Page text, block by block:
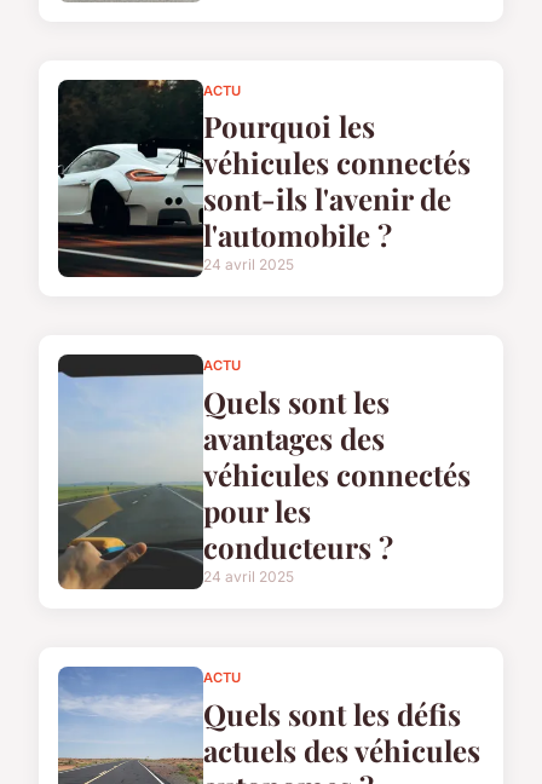
ACTU
Pourquoi les
véhicules connectés
sont-ils l'avenir de
l'automobile ?
24 avril 2025
ACTU
Quels sont les
avantages des
véhicules connectés
pour les
conducteurs ?
24 avril 2025
ACTU
Quels sont les défis
actuels des véhicules